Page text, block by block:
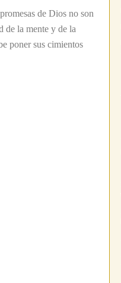
de Dios no son
de la mente y de la
poner sus cimientos